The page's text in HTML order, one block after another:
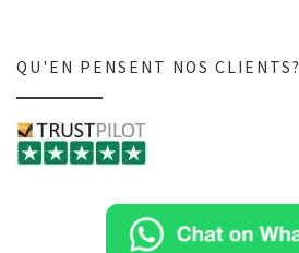
QU'EN PENSENT NOS CLIENTS?